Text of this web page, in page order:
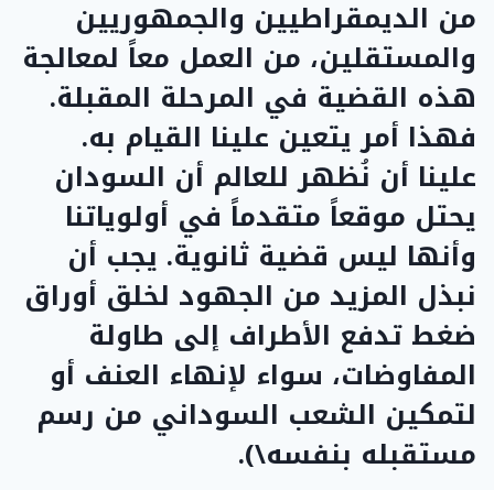
من الديمقراطيين والجمهوريين
والمستقلين، من العمل معاً لمعالجة
هذه القضية في المرحلة المقبلة.
فهذا أمر يتعين علينا القيام به.
علينا أن نُظهر للعالم أن السودان
يحتل موقعاً متقدماً في أولوياتنا
وأنها ليس قضية ثانوية. يجب أن
نبذل المزيد من الجهود لخلق أوراق
ضغط تدفع الأطراف إلى طاولة
المفاوضات، سواء لإنهاء العنف أو
لتمكين الشعب السوداني من رسم
مستقبله بنفسه\).